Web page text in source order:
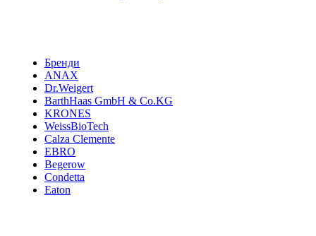
Бренди
ANAX
Dr.Weigert
BarthHaas GmbH & Co.KG
KRONES
WeissBioTech
Calza Clemente
EBRO
Begerow
Condetta
Eaton